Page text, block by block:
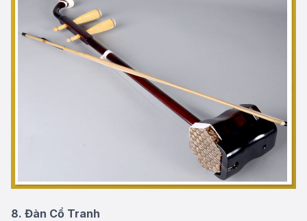
8. Đàn Cổ Tranh